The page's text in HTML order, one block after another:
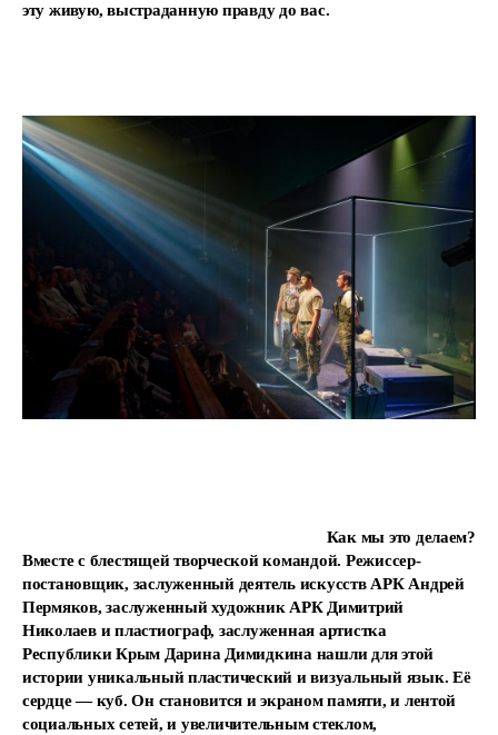
эту живую, выстраданную правду до вас.
Как мы это делаем?
Вместе с блестящей творческой командой. Режиссер-
постановщик, заслуженный деятель искусств АРК Андрей
Пермяков, заслуженный художник АРК Димитрий
Николаев и пластиограф, заслуженная артистка
Республики Крым Дарина Димидкина нашли для этой
истории уникальный пластический и визуальный язык. Её
сердце — куб. Он становится и экраном памяти, и лентой
социальных сетей, и увеличительным стеклом,